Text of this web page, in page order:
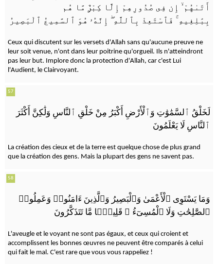
أَتَىٰهُمْۙ إِن فِى صُدُورِهِمْ إِلَّا كِبْرٌۭ مَّا هُم
بِبَٰلِغِيهِۚ فَٱسْتَعِذْ بِٱللَّهِۖ إِنَّهُۥ هُوَ ٱلسَّمِيعُ ٱلْبَصِيرُ
Ceux qui discutent sur les versets d'Allah sans qu'aucune preuve ne
leur soit venue, n'ont dans leur poitrine qu'orgueil. Ils n'atteindront
pas leur but. Implore donc la protection d'Allah, car c'est Lui
l'Audient, le Clairvoyant.
57
لَخَلْقُ ٱلسَّمَٰوَٰتِ وَٱلْأَرْضِ أَكْبَرُ مِنْ خَلْقِ ٱلنَّاسِ وَلَٰكِنَّ أَكْثَرَ
ٱلنَّاسِ لَا يَعْلَمُونَ
La création des cieux et de la terre est quelque chose de plus grand
que la création des gens. Mais la plupart des gens ne savent pas.
58
وَمَا يَسْتَوِى ٱلْأَعْمَىٰ وَٱلْبَصِيرُ وَٱلَّذِينَ ءَامَنُوا۟ وَعَمِلُوا۟
ٱلصَّٰلِحَٰتِ وَلَا ٱلْمُسِىٓءُ ۚ قَلِيلًۭا مَّا تَتَذَكَّرُونَ
L'aveugle et le voyant ne sont pas égaux, et ceux qui croient et
accomplissent les bonnes œuvres ne peuvent être comparés à celui
qui fait le mal. C'est rare que vous vous rappeliez !